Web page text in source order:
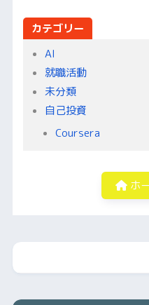
カテゴリー
AI
就職活動
未分類
自己投資
Coursera
ホ